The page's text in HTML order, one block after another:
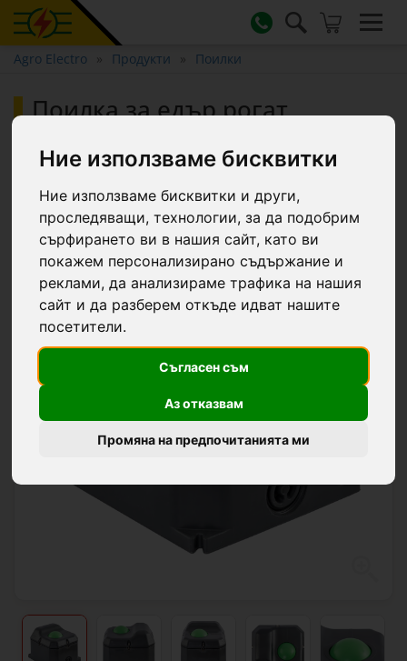
Ние използваме бисквитки
Ние използваме бисквитки и други,
проследяващи, технологии, за да подобрим
сърфирането ви в нашия сайт, като ви
покажем персонализирано съдържание и
реклами, да анализираме трафика на нашия
сайт и да разберем откъде идват нашите
посетители.
Съгласен съм
Аз отказвам
Промяна на предпочитанията ми
Agro Electro Продукти Поилки
Поилка за едър рогат
сфера против замръзване, 40
литра